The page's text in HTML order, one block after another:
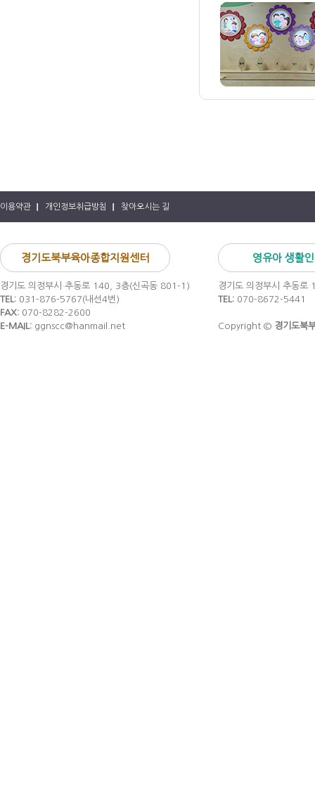
이용약관 개인정보취급방침 찾아오시는 길
경기도북부육아종합지원센터
경기도 의정부시 추동로 140, 3층(신곡동 801-1)
TEL: 031-876-5767(내선4번)
FAX: 070-8282-2600
E-MAIL: ggnscc@hanmail.net
영유아 생활
경기도 의정부시 추동
TEL: 070-8672-5441
Copyright © 경기도북